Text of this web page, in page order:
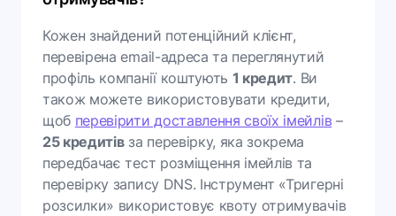
Кожен знайдений потенційний клієнт,
перевірена email-адреса та переглянутий
профіль компанії коштують 1 кредит. Ви
також можете використовувати кредити,
щоб перевірити доставлення своїх імейлів–
25 кредитівза перевірку, яка зокрема
передбачає тест розміщення імейлів та
перевірку запису DNS. Інструмент «Тригерні
розсилки» використовує квоту отримувачів